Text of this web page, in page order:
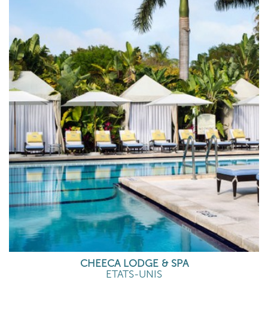
CHEECA LODGE & SPA
ETATS-UNIS